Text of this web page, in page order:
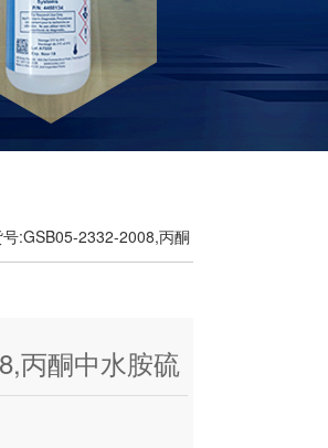
号:GSB05-2332-2008,丙酮
丙酮中水胺硫